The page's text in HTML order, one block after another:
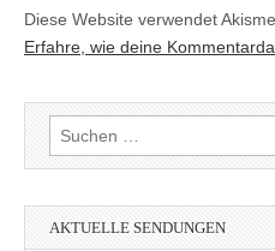
Diese Website verwendet
Erfahre, wie deine
Suchen
nach:
AKTUELLE SENDUNGEN